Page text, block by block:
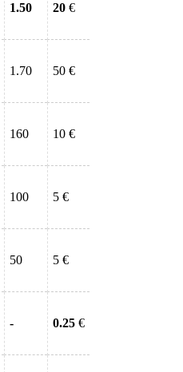
1.50 20 €
1.70 50 €
160 10 €
100 5 €
50 5 €
- 0.25 €